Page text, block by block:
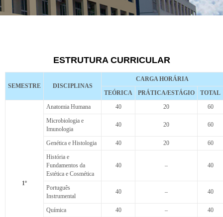
ESTÉTICA E COSMÉTICA
ESTRUTURA CURRICULAR
SEMESTRE DISCIPLINAS
CARGA HORÁRIA
TEÓRICA
PRÁTICA/ESTÁGIO TOTAL
1º
Anatomia Humana 40 20
60
Microbiologia e
Imunologia
40 20 60
Genética e Histologia 40 20
60
História e
Fundamentos da
Estética e Cosmética
40 – 40
Português
Instrumental
40 – 40
Química 40 –
40